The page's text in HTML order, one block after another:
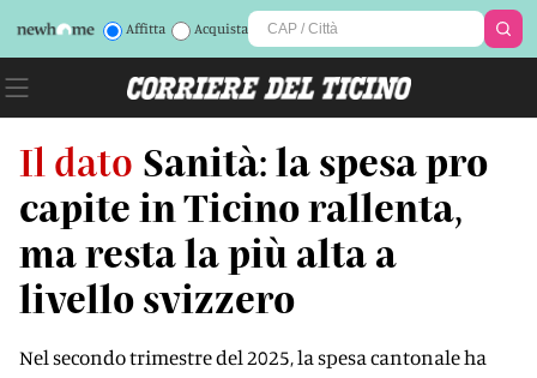
Affitta Acquista
Il dato Sanità: la spesa pro
capite in Ticino rallenta,
ma resta la più alta a
livello svizzero
Nel secondo trimestre del 2025, la spesa cantonale ha